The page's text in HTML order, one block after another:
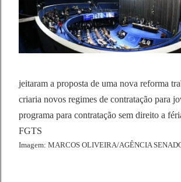
jeitaram a proposta de uma nova reforma
criaria novos regimes de contratação para
programa para contratação sem direito a
FGTS
Imagem: MARCOS OLIVEIRA/AGÊNCIA